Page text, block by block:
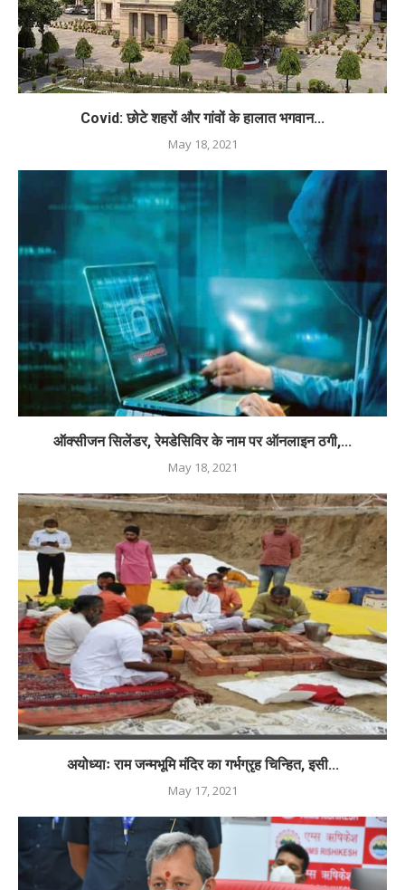
Covid: छोटे शहरों और गांवों के हालात भगवान...
May 18, 2021
ऑक्सीजन सिलेंडर, रेमडेसिविर के नाम पर ऑनलाइन ठगी,...
May 18, 2021
अयोध्याः राम जन्मभूमि मंदिर का गर्भग्रृह चिन्हित, इसी...
May 17, 2021